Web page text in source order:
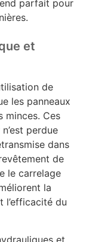
parfait pour
et
de
les panneaux
minces. Ces
perdue
dans
de
le carrelage
la
l’efficacité du